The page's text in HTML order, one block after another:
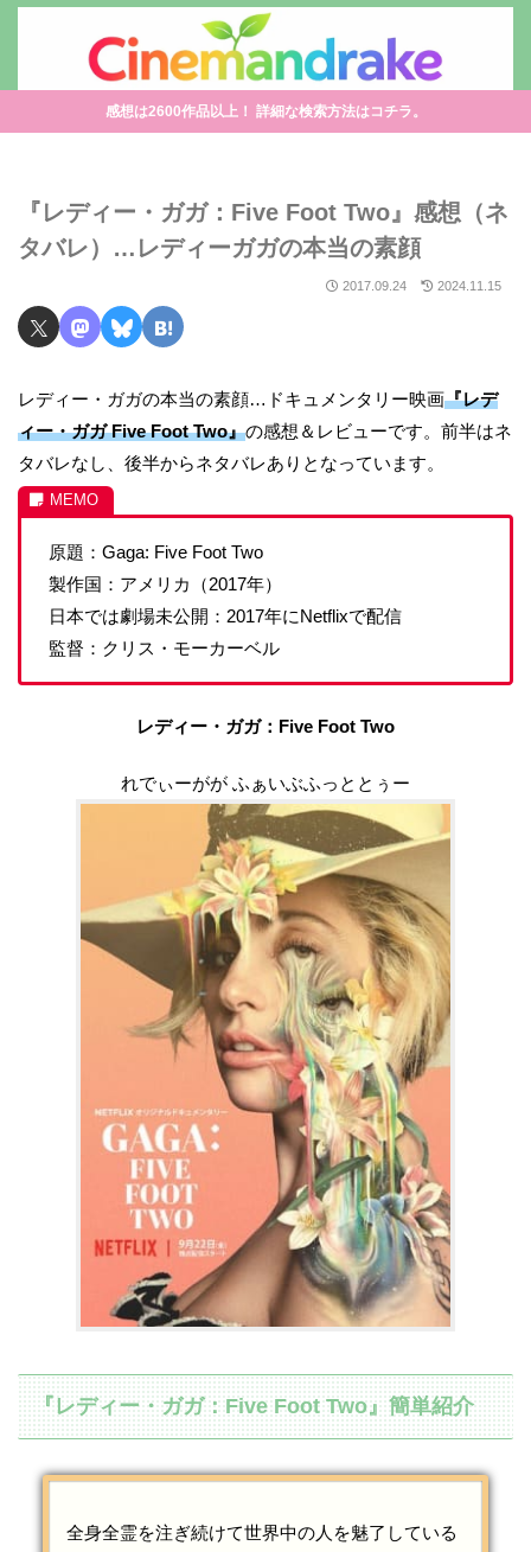
感想は2600作品以上！ 詳細な検索方法はコチラ。
『レディー・ガガ：Five Foot Two』感想（ネ
タバレ）…レディーガガの本当の素顔
2017.09.24 2024.11.15
レディー・ガガの本当の素顔…ドキュメンタリー映画『レデ
ィー・ガガ Five Foot Two』の感想＆レビューです。前半はネ
タバレなし、後半からネタバレありとなっています。
原題：Gaga: Five Foot Two
製作国：アメリカ（2017年）
日本では劇場未公開：2017年にNetflixで配信
監督：クリス・モーカーベル
レディー・ガガ：Five Foot Two
れでぃーがが ふぁいぶふっととぅー
『レディー・ガガ：Five Foot Two』簡単紹介
全身全霊を注ぎ続けて世界中の人を魅了している